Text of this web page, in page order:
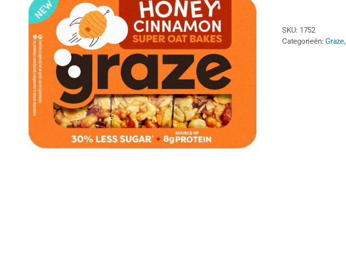
aantal
SKU: 1752
Categorieën:Graze,